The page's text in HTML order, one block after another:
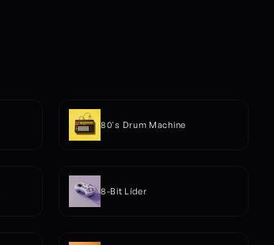
80's Drum Machine
8-Bit Líder